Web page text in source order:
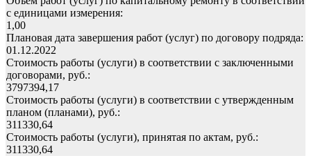
с единицами измерения:
1,00
Плановая дата завершения работ (услуг) по договору подряда:
01.12.2022
Стоимость работы (услуги) в соответствии с заключенными
договорами, руб.:
3797394,17
Стоимость работы (услуги) в соответствии с утвержденным
планом (планами), руб.:
311330,64
Стоимость работы (услуги), принятая по актам, руб.:
311330,64